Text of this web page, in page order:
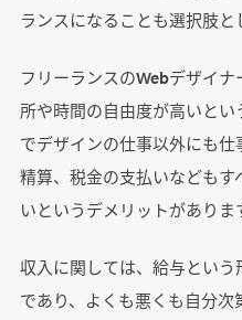
ランスになることも選択肢と
フリーランスのWebデザイ
所や時間の自由度が高いと
でデザインの仕事以外にも
精算、税金の支払いなども
いというデメリットがありま
収入に関しては、給与とい
であり、よくも悪くも自分